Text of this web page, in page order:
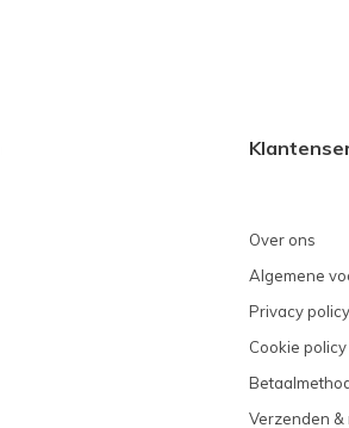
Over ons
Algemene
Privacy policy
Cookie policy
Verzenden